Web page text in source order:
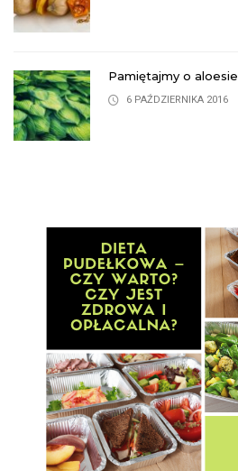
Pamiętajmy o aloesie
6 PAŹDZIERNIKA 2016